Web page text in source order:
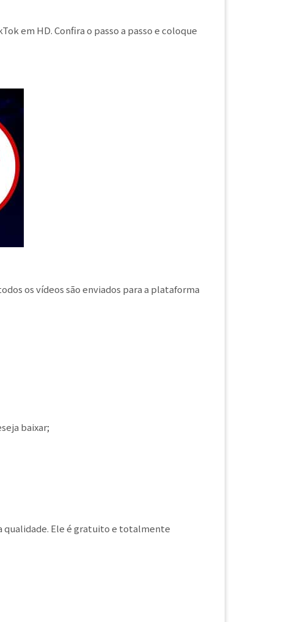
em HD. Confira o passo a passo e coloque
os vídeos são enviados para a plataforma
baixar;
qualidade. Ele é gratuito e totalmente